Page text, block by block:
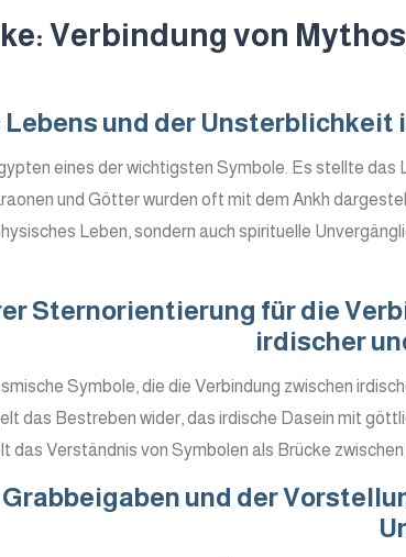
Verbindung von
Lebens und der
eines der wichtigsten Symbole. Es stellte das
und Götter wurden oft mit dem Ankh
Leben, sondern auch spirituelle
Sternorientierung für die
irdischer
Symbole, die die Verbindung zwischen
das Bestreben wider, das irdische Dasein mit
das Verständnis von Symbolen als Brücke
und der